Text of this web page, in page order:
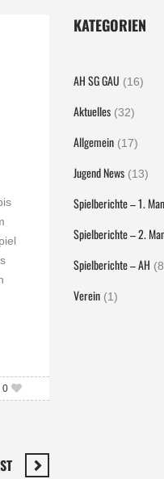
0
KATEGORIEN
AH SG GAU (16)
Aktuelles (32)
Allgemein (17)
Jugend News (13)
Spielberichte – 1.
Spielberichte – 2.
Spielberichte – AH
Verein (1)